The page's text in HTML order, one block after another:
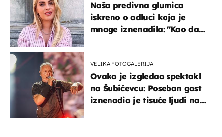
Naša predivna glumica
iskreno o odluci koja je
mnoge iznenadila: ''Kao da
VELIKA FOTOGALERIJA
Ovako je izgledao spektakl
na Šubićevcu: Poseban gost
iznenadio je tisuće ljudi na